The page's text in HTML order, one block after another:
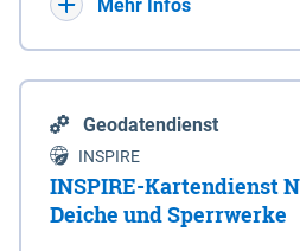
Mehr Infos
Geodatendienst
INSPIRE
INSPIRE-Kartendienst
Deiche und Sperrwerke